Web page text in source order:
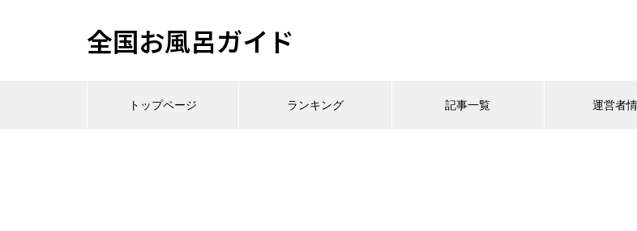
全国お風呂ガイド
トップページ ランキング 記事一覧 運営者